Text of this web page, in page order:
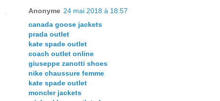
Anonyme 24 mai 2018 à 18:57
canada goose jackets
prada outlet
kate spade outlet
coach outlet online
giuseppe zanotti shoes
nike chaussure femme
kate spade outlet
moncler jackets